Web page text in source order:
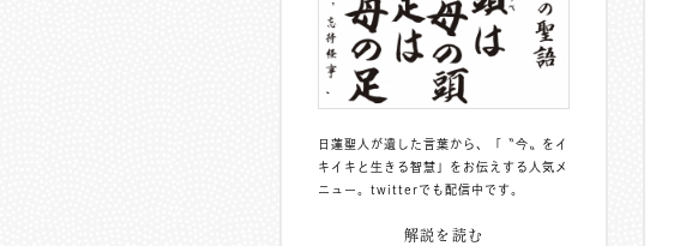
日蓮聖人が遺した言葉から、「〝今〟をイ
キイキと生きる智慧」をお伝えする人気メ
ニュー。 twitterでも配信中 です。
解説を読む